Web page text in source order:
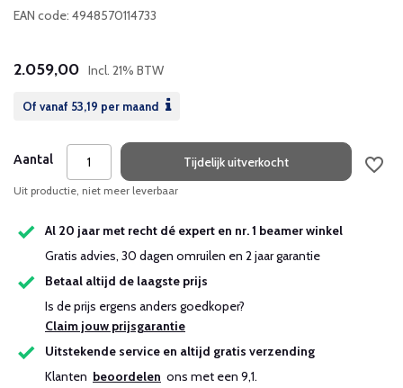
EAN code: 4948570114733
2.059,00 Incl. 21% BTW
Of vanaf 53,19 per maand
Aantal Tijdelijk uitverkocht
Uit productie, niet meer leverbaar
Al 20 jaar met recht dé expert en nr. 1 beamer winkel
Gratis advies, 30 dagen omruilen en 2 jaar garantie
Betaal altijd de laagste prijs
Is de prijs ergens anders goedkoper?
Claim jouw prijsgarantie
Uitstekende service en altijd gratis verzending
Klanten beoordelen ons met een 9,1.